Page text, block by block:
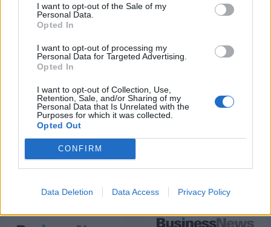
I want to opt-out of the Sale of my
Personal Data.
Opted In
I want to opt-out of processing my
Personal Data for Targeted Advertising.
Opted In
I want to opt-out of Collection, Use,
Retention, Sale, and/or Sharing of my
Personal Data that Is Unrelated with the
Purposes for which it was collected.
Opted Out
CONFIRM
Data Deletion Data Access Privacy Policy
Έχασαν μέσα από τα χέρια τους την πρόκριση στους «4» οι
Ο Ένες Καντέρ θέλει να
δηλώσει συμμετοχή στο ντραφτ
του WNBA!
Fourlis: Συμφωνία για την
πώληση συμμετοχής στο Sofia
νέα στοιχήματα σε low & non alcohol